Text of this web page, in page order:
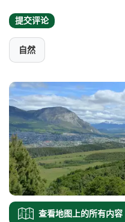
提交评论
自然
查看地图上的所有内容